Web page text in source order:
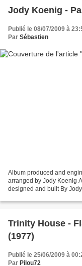
Jody Koenig -
Publié le 08/07/2009 à
Par Sébastien
Album produced and
arranged by Jody Koenig
designed and built By
Trinity House -
(1977)
Publié le 25/06/2009 à
Par Pilou72